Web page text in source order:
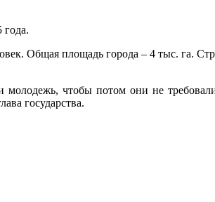
года.
Общая площадь города – 4 тыс. га.
молодежь, чтобы потом они не
государства.